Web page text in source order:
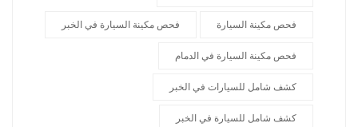
فحص مكينة السيارة فحص مكينة السيارة في الخبر
فحص مكينة السيارة في الدمام
كشف شامل للسيارات في الخبر
كشف شامل للسيارة في الخبر